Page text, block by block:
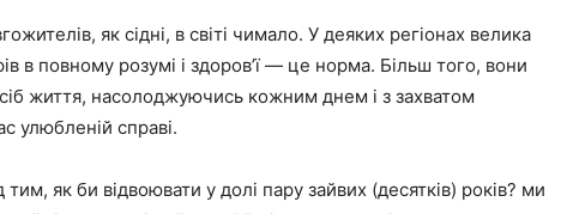
як сідні, в світі чимало. У деяких регіонах велика
в повному розумі і здоров’ї — це норма. Більш того, вони
життя, насолоджуючись кожним днем і з захватом
улюбленій справі.
як би відвоювати у долі пару зайвих (десятків) років? ми